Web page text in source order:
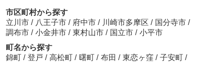
市区町村から探す
立川市 / 八王子市 / 府中市 / 川崎市多摩区 / 国分寺市 /
調布市 / 小金井市 / 東村山市 / 国立市 / 小平市
町名から探す
錦町 / 登戸 / 高松町 / 曙町 / 布田 / 東恋ヶ窪 / 子安町 /